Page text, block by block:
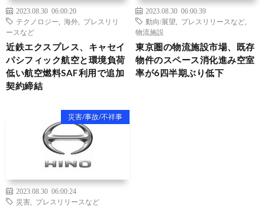
2023.08.30 06:00:20
テクノロジー
海外
プレスリリ
ースなど
近鉄エクスプレス、キャセイ
パシフィック航空と環境負荷
低い航空燃料SAF利用で追加
契約締結
2023.08.30 06:00:39
動向/展望
プレスリリースなど
物流施設
東京圏の物流施設市場、既存
物件のスペース消化進み空室
率が6四半期ぶり低下
災害/事故/不祥事
2023.08.30 06:00:24
災害
プレスリリースなど